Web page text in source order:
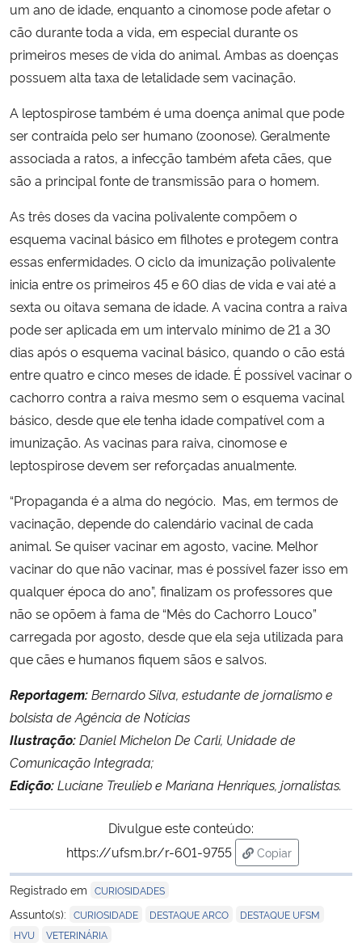
um ano de idade, enquanto a cinomose pode afetar o
cão durante toda a vida, em especial durante os
primeiros meses de vida do animal. Ambas as doenças
possuem alta taxa de letalidade sem vacinação.
A leptospirose também é uma doença animal que pode
ser contraída pelo ser humano (zoonose). Geralmente
associada a ratos, a infecção também afeta cães, que
são a principal fonte de transmissão para o homem.
As três doses da vacina polivalente compõem o
esquema vacinal básico em filhotes e protegem contra
essas enfermidades. O ciclo da imunização polivalente
inicia entre os primeiros 45 e 60 dias de vida e vai até a
sexta ou oitava semana de idade. A vacina contra a raiva
pode ser aplicada em um intervalo mínimo de 21 a 30
dias após o esquema vacinal básico, quando o cão está
entre quatro e cinco meses de idade. É possível vacinar o
cachorro contra a raiva mesmo sem o esquema vacinal
básico, desde que ele tenha idade compatível com a
imunização. As vacinas para raiva, cinomose e
leptospirose devem ser reforçadas anualmente.
“Propaganda é a alma do negócio. Mas, em termos de
vacinação, depende do calendário vacinal de cada
animal. Se quiser vacinar em agosto, vacine. Melhor
vacinar do que não vacinar, mas é possível fazer isso em
qualquer época do ano”, finalizam os professores que
não se opõem à fama de “Mês do Cachorro Louco”
carregada por agosto, desde que ela seja utilizada para
que cães e humanos fiquem sãos e salvos.
Reportagem:Bernardo Silva, estudante de jornalismo e
bolsista de Agência de Notícias
Ilustração:Daniel Michelon De Carli, Unidade de
Comunicação Integrada;
Edição:Luciane Treulieb e Mariana Henriques, jornalistas.
Divulgue este conteúdo:
https://ufsm.br/r-601-9755
Copiar
para área de
Registrado em CURIOSIDADES
Assunto(s): CURIOSIDADE DESTAQUE ARCO DESTAQUE UFSM
HVU VETERINÁRIA